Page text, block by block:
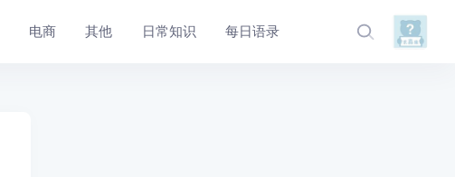
电商 其他 日常知识 每日语录